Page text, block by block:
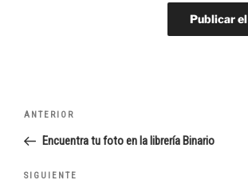
Navegación
entradas
Entrada
anterior:
ANTERIOR
Encuentra tu foto en la librería Binario
Siguiente
SIGUIENTE